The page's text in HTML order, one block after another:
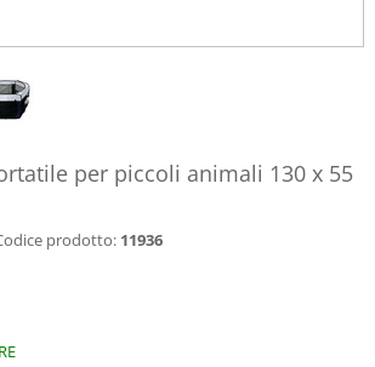
per piccoli animali 130 x 55
prodotto: 11936